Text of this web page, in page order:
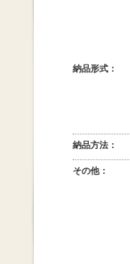
納品形式：
納品方法：
その他：